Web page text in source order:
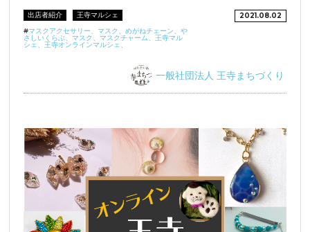
出店者紹介
王寺マルシェ
#マスクアクセサリー、マスク、めがねチェーン、や
さしいくらぶ、マスク、マスクチャーム、王寺マル
シェ、王寺オンラインマルシェ、
2021.08.02
一般社団法人 王寺まちづくり